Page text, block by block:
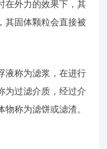
在外力的效果下，其
其固体颗粒会直接被
液称为滤浆，在进行
为过滤介质，经过介
称为滤饼或滤渣。